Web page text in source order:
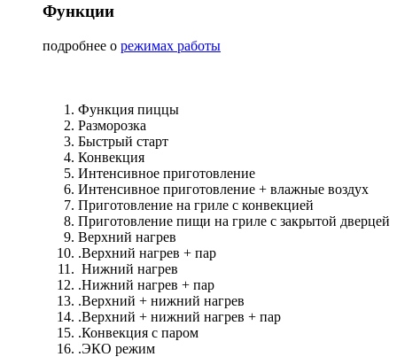
Функции
подробнее о режимах работы
Функция пиццы
Разморозка
Быстрый старт
Конвекция
Интенсивное приготовление
Интенсивное приготовление + влажные воздух
Приготовление на гриле с конвекцией
Приготовление пищи на гриле с закрытой дверцей
Верхний нагрев
.Верхний нагрев + пар
Нижний нагрев
.Нижний нагрев + пар
.Верхний + нижний нагрев
.Верхний + нижний нагрев + пар
.Конвекция с паром
.ЭКО режим